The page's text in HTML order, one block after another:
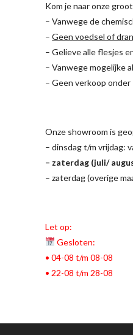
Kom je naar onze
– Vanwege de
–Geen voedsel of
– Gelieve alle flesjes
– Vanwege mogelijke
– Geen verkoop onder
Onze showroom is
– dinsdag t/m vrijdag:
– zaterdag (juli/
– zaterdag (overige
Let op:
Gesloten:
• 04-08 t/m 08-08
• 22-08 t/m 28-08